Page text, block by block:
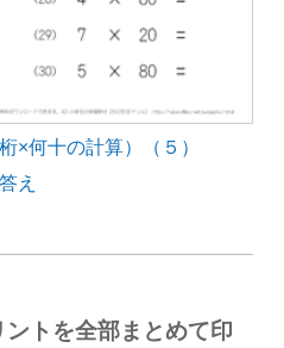
×何十の計算）（５）
答え
トを全部まとめて印